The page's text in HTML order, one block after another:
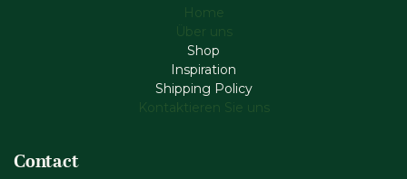
Home
Über uns
Shop
Inspiration
Shipping Policy
Kontaktieren Sie uns
Contact